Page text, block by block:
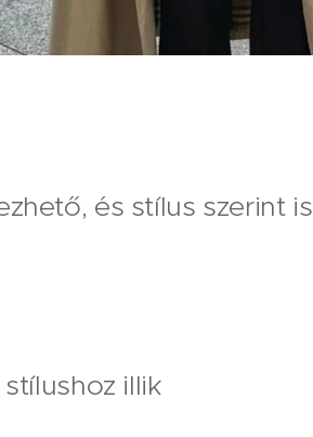
és stílus szerint is
illik